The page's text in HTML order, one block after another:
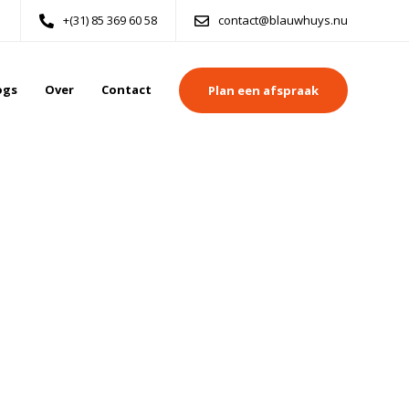
+(31) 85 369 60 58 contact@blauwhuys.nu
Over Contact Plan een afspraak